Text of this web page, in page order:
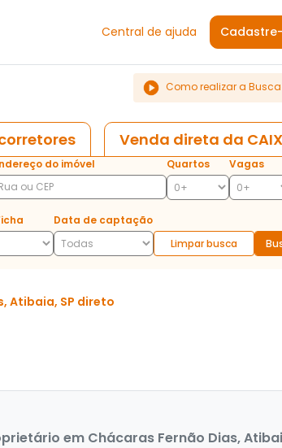
Central de ajuda
Como realizar a
Venda direta da
do imóvel Quartos Vagas
Data de captação
Limpar busca
Atibaia, SP direto
em Chácaras Fernão Dias,